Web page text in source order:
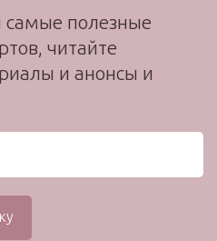
полезные
читайте
и анонсы и